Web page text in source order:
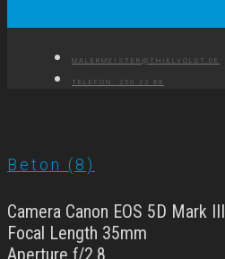
MALERMEISTER@THIELVOLDT.DE
TELEFON: 250 22 88
Beton (8)
Camera Canon EOS 5D Mark III
Focal Length 35mm
Aperture ƒ/2.8